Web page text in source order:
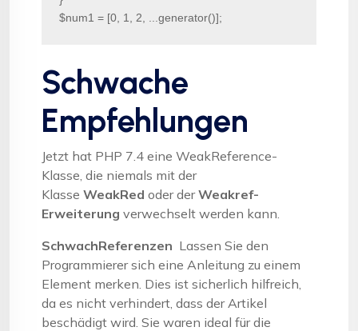
$num1 = [0, 1, 2, ...generator()];
Schwache
Empfehlungen
Jetzt hat PHP 7.4 eine WeakReference-
Klasse, die niemals mit der
Klasse WeakRed oder derWeakref-
Erweiterung verwechselt werden kann.
SchwachReferenzen Lassen Sie den
Programmierer sich eine Anleitung zu einem
Element merken. Dies ist sicherlich hilfreich,
da es nicht verhindert, dass der Artikel
beschädigt wird. Sie waren ideal für die